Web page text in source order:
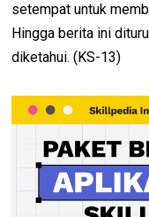
setempat untuk
Hingga berita ini
diketahui. (KS-13)